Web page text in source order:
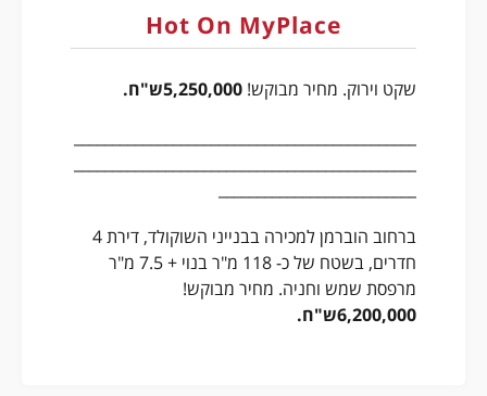
Hot On MyPlaceלמכירה ברחוב יוסף אליהו – דירת 4 חדרים בקומה
שניה כ- 97 מ"ר + 10 מ"ר מרפסת שמש. עורף
_____________________________________________
__________________________
חדרים, בשטח של כ- 118 מ"ר בנוי + 7.5 מ"ר
מרפסת שמש וחניה. מחיר מבוקש!
6,200,000ש"ח.